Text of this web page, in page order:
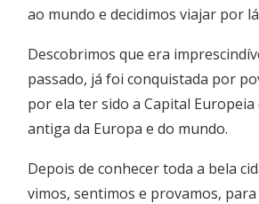
ao mundo e decidimos viajar por
Descobrimos que era
passado, já foi conquistada por
por ela ter sido a Capital
antiga da Europa e do mundo.
Depois de conhecer toda a bela
vimos, sentimos e provamos,